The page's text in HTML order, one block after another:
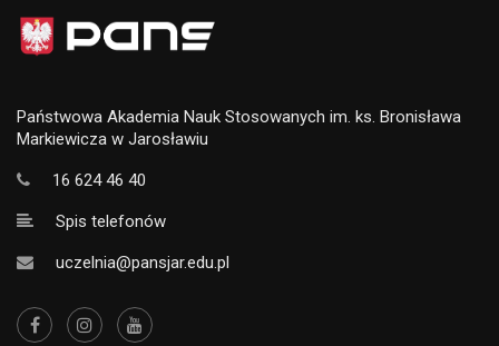
Państwowa Akademia Nauk Stosowanych im. ks. Bronisława
Markiewicza w Jarosławiu
16 624 46 40
Spis telefonów
uczelnia@pansjar.edu.pl